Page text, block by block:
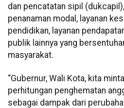
dan pencatatan sipil
penanaman modal, layanan
pendidikan, layanan
publik lainnya yang
masyarakat.
“Gubernur, Wali Kota, kita
perhitungan penghematan
sebagai dampak dari